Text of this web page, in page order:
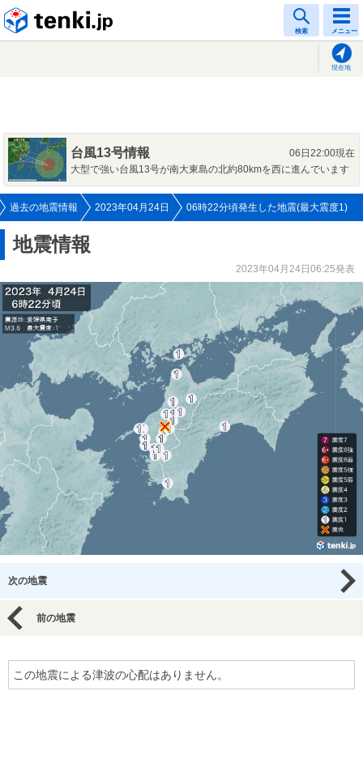
検索 メニュー
現在地
台風13号情報
06日22:00現在
大型で強い台風13号が南大東島の北約80kmを西に進んでいます
過去の地震情報 2023年04月24日 06時22分頃発生した地震(最大震度1)
地震情報
2023年04月24日06:25発表
次の地震
前の地震
この地震による津波の心配はありません。